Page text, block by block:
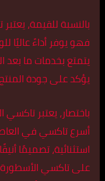
بالنسبة للقيمة،
فهو يوفر أداءً عاليًا
يتمتع بخدمات ما بعد
يؤكد على جودة
باختصار، يعتبر تاكسي
أسرع تاكسي في
استثنائية، تصميمًا
على تاكسي الأسطورة